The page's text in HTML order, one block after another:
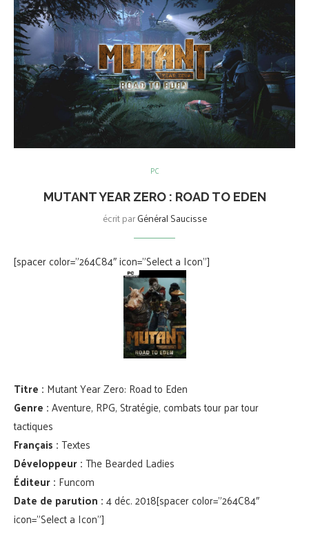
PC
MUTANT YEAR ZERO : ROAD TO EDEN
écrit parGénéral Saucisse
[spacer color=”264C84″ icon=”Select a Icon”]
Titre : Mutant Year Zero: Road to Eden
Genre :Aventure, RPG, Stratégie, combats tour par tour
tactiques
Français :Textes
Développeur :The Bearded Ladies
Éditeur : Funcom
Date de parution :4 déc. 2018[spacer color=”264C84″
icon=”Select a Icon”]